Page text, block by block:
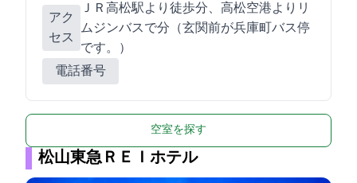
アク
セス
ＪＲ高松駅より徒歩7分、高松空港よりリ
ムジンバスで30分（玄関前が兵庫町バス停
です。）
電話番号
空室を探す
松山東急ＲＥＩホテル